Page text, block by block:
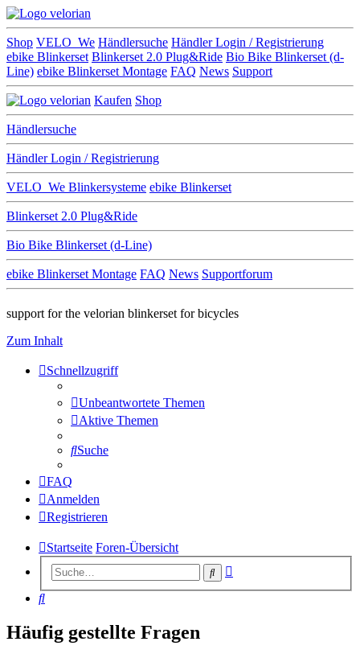
Shop VELO_We Händlersuche Händler Login / Registrierung
ebike Blinkerset Blinkerset 2.0 Plug&Ride Bio Bike Blinkerset (d-
Line) ebike Blinkerset Montage FAQ News Support
Kaufen Shop
Händlersuche
Händler Login / Registrierung
VELO_We Blinkersysteme ebike Blinkerset
Blinkerset 2.0 Plug&Ride
Bio Bike Blinkerset (d-Line)
ebike Blinkerset Montage FAQ News Supportforum
support for the velorian blinkerset for bicycles
Zum Inhalt
Schnellzugriff
Unbeantwortete Themen
Aktive Themen
Suche
FAQ
Anmelden
Registrieren
Startseite Foren-Übersicht
Suche
Suche
Häufig gestellte Fragen